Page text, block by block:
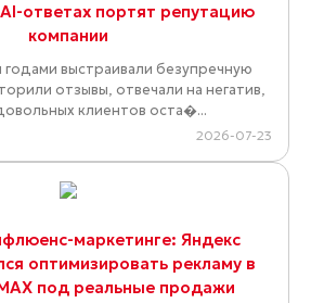
ответах портят репутацию
компании
годами выстраивали безупречную
отзывы, отвечали на негатив,
клиентов оста�...
2026-07-23
маркетинге: Яндекс
оптимизировать рекламу в
под реальные продажи